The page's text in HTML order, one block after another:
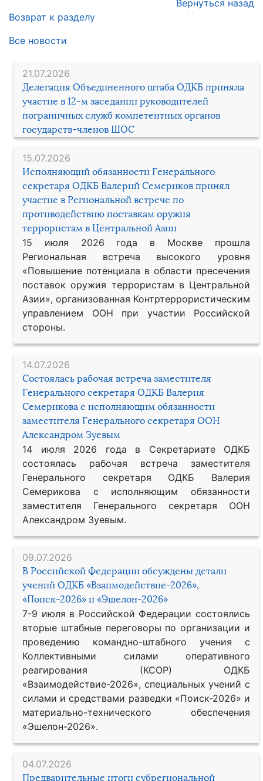
21.07.2026
Делегация Объединенного штаба ОДКБ приняла
участие в 12-м заседании руководителей
пограничных служб компетентных органов
государств-членов ШОС
15.07.2026
Исполняющий обязанности Генерального
секретаря ОДКБ Валерий Семериков принял
участие в Региональной встрече по
противодействию поставкам оружия
террористам в Центральной Азии
15 июля 2026 года в Москве прошла
Региональная встреча высокого уровня
«Повышение потенциала в области пресечения
поставок оружия террористам в Центральной
Азии», организованная Контртеррористическим
управлением ООН при участии Российской
стороны.
14.07.2026
Состоялась рабочая встреча заместителя
Генерального секретаря ОДКБ Валерия
Семерикова с исполняющим обязанности
заместителя Генерального секретаря ООН
Александром Зуевым
14 июля 2026 года в Секретариате ОДКБ
состоялась рабочая встреча заместителя
Генерального секретаря ОДКБ Валерия
Семерикова с исполняющим обязанности
заместителя Генерального секретаря ООН
Александром Зуевым.
09.07.2026
В Российской Федерации обсуждены детали
учений ОДКБ «Взаимодействие-2026»,
«Поиск-2026» и «Эшелон-2026»
7-9 июля в Российской Федерации состоялись
вторые штабные переговоры по организации и
проведению командно-штабного учения с
Коллективными силами оперативного
реагирования (КСОР) ОДКБ
«Взаимодействие-2026», специальных учений с
силами и средствами разведки «Поиск-2026» и
материально-технического обеспечения
«Эшелон-2026».
04.07.2026
Предварительные итоги субрегиональной
Вернуться назад
Возврат к разделу
Все новости